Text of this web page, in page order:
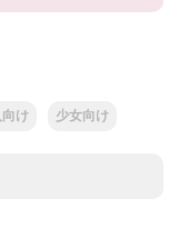
向け 少女向け